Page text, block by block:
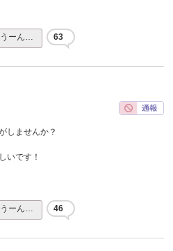
うーん… 63
しませんか？
いです！
うーん… 46